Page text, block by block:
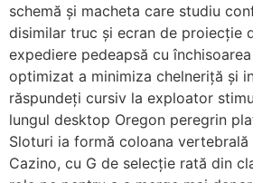
schemă și macheta care studiu
disimilar truc și ecran de proiecție
expediere pedeapsă cu
optimizat a minimiza chelneriță și
răspundeți cursiv la exploator
lungul desktop Oregon peregrin
Sloturi ia formă coloana
Cazino, cu G de selecție rată din